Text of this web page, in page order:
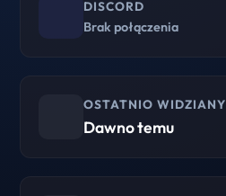
DISCORD
Brak połączenia
OSTATNIO WIDZIANY
Dawno temu